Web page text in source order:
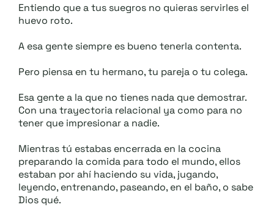
Entiendo que a tus suegros no quieras servirles el
huevo roto.
A esa gente siempre es bueno tenerla contenta.
Pero piensa en tu hermano, tu pareja o tu colega.
Esa gente a la que no tienes nada que demostrar.
Con una trayectoria relacional ya como para no
tener que impresionar a nadie.
Mientras tú estabas encerrada en la cocina
preparando la comida para todo el mundo, ellos
estaban por ahí haciendo su vida, jugando,
leyendo, entrenando, paseando, en el baño, o sabe
Dios qué.